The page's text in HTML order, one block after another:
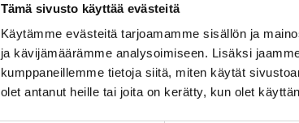
Tämä sivusto käyttää evästeitä
Käytämme evästeitä tarjoamamme sisällön ja
ja kävijämäärämme analysoimiseen. Lisäksi
kumppaneillemme tietoja siitä, miten käytät
olet antanut heille tai joita on kerätty, kun olet